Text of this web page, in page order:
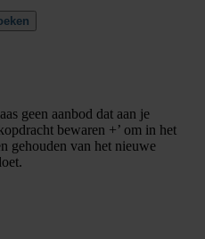
geen aanbod dat aan je
bewaren +’ om in het
gehouden van het nieuwe